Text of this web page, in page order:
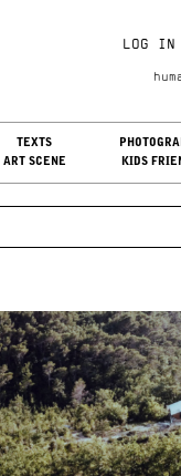
LOG IN
TEXTS
ART SCENE KIDS